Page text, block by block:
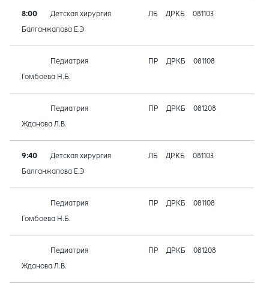
8:00 Детская хирургия ЛБ ДРКБ 081103
Балганжапова Е.Э
Педиатрия ПР ДРКБ 081108
Гомбоева Н.Б.
Педиатрия ПР ДРКБ 081208
Жданова Л.В.
9:40 Детская хирургия ЛБ ДРКБ 081103
Балганжапова Е.Э
Педиатрия ПР ДРКБ 081108
Гомбоева Н.Б.
Педиатрия ПР ДРКБ 081208
Жданова Л.В.